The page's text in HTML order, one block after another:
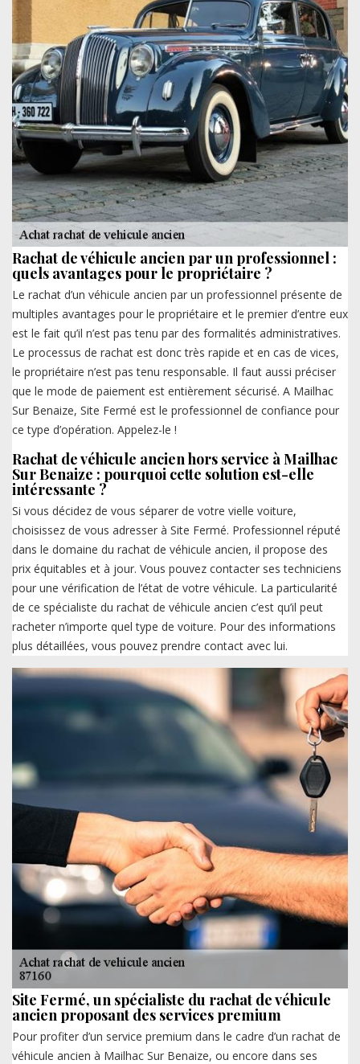
Rachat de véhicule ancien par un professionnel :
quels avantages pour le propriétaire ?
Le rachat d’un véhicule ancien par un professionnel présente de
multiples avantages pour le propriétaire et le premier d’entre eux
est le fait qu’il n’est pas tenu par des formalités administratives.
Le processus de rachat est donc très rapide et en cas de vices,
le propriétaire n’est pas tenu responsable. Il faut aussi préciser
que le mode de paiement est entièrement sécurisé. A Mailhac
Sur Benaize, Site Fermé est le professionnel de confiance pour
ce type d’opération. Appelez-le !
Rachat de véhicule ancien hors service à Mailhac
Sur Benaize : pourquoi cette solution est-elle
intéressante ?
Si vous décidez de vous séparer de votre vielle voiture,
choisissez de vous adresser à Site Fermé. Professionnel réputé
dans le domaine du rachat de véhicule ancien, il propose des
prix équitables et à jour. Vous pouvez contacter ses techniciens
pour une vérification de l’état de votre véhicule. La particularité
de ce spécialiste du rachat de véhicule ancien c’est qu’il peut
racheter n’importe quel type de voiture. Pour des informations
plus détaillées, vous pouvez prendre contact avec lui.
Site Fermé, un spécialiste du rachat de véhicule
ancien proposant des services premium
Pour profiter d’un service premium dans le cadre d’un rachat de
véhicule ancien à Mailhac Sur Benaize, ou encore dans ses